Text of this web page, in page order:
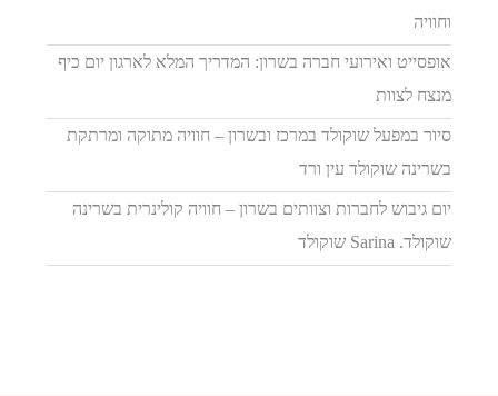
וחוויה
אופסייט ואירועי חברה בשרון: המדריך המלא לארגון יום כיף
מנצח לצוות
סיור במפעל שוקולד במרכז ובשרון – חוויה מתוקה ומרתקת
בשרינה שוקולד עין ורד
יום גיבוש לחברות וצוותים בשרון – חוויה קולינרית בשרינה
שוקולד. Sarina שוקולד